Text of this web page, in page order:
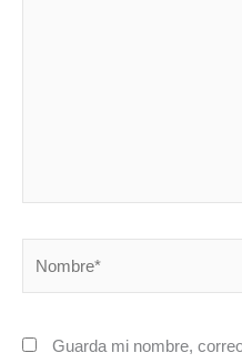
Guarda mi nombre,